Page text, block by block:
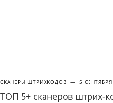
СКАНЕРЫ ШТРИХКОДОВ — 5 СЕНТЯБРЯ
ТОП 5+ сканеров штрих-